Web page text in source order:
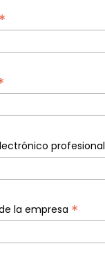
*
profesional
la empresa *